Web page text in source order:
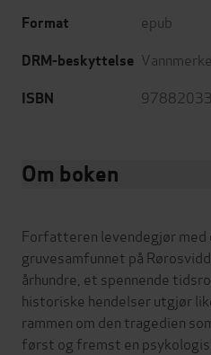
Format epub
DRM-beskyttelse
ISBN
Om boken
Forfatteren levendegjør med
gruvesamfunnet på
århundre, et spennende
historiske hendelser utgjør
rammen om den tragedien
først og fremst en